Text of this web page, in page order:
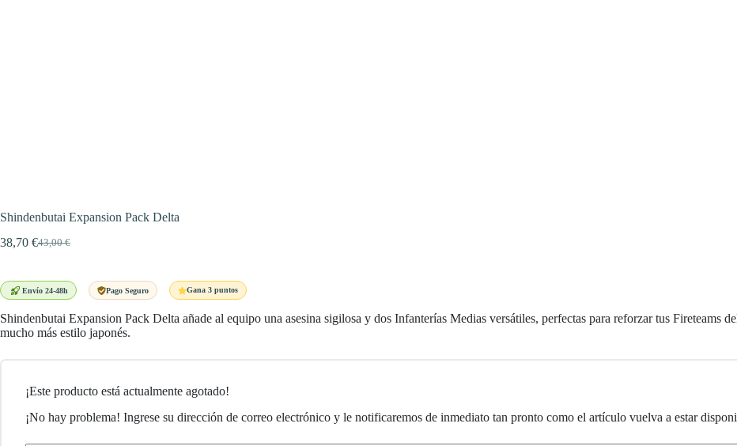
Shindenbutai Expansion Pack Delta
43,00€
El
era:
38,70 €El
es:
Envío 24-48h Pago Seguro Gana 3 puntos
Shindenbutai Expansion Pack Delta añade al equipo una asesina sigilosa y dos Infanterías Medias versátiles, perfectas para reforzar tus Fireteams
mucho más estilo japonés.
¡Este producto está actualmente agotado!
¡No hay problema! Ingrese su dirección de correo electrónico y le notificaremos de inmediato tan pronto como el artículo vuelva a estar